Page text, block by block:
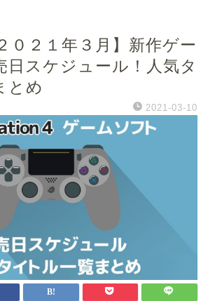
０２１年３月】新作ゲー
日スケジュール！人気タ
とめ
2021-03-10